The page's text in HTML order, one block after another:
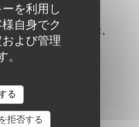
を利用し
自身でク
よび管理
る
拒否する
jambon sec,
覧